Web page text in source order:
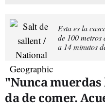
Esta es la
de 100
a 14 minutos
"Nunca muerdas
da de comer.